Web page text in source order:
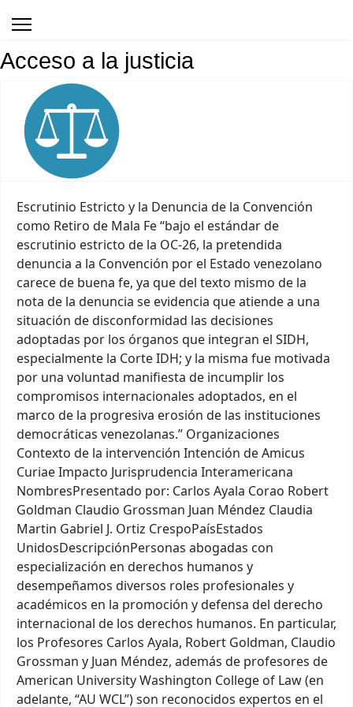
Acceso a la justicia
Escrutinio Estricto y la Denuncia de la Convención
como Retiro de Mala Fe “bajo el estándar de
escrutinio estricto de la OC-26, la pretendida
denuncia a la Convención por el Estado venezolano
carece de buena fe, ya que del texto mismo de la
nota de la denuncia se evidencia que atiende a una
situación de disconformidad las decisiones
adoptadas por los órganos que integran el SIDH,
especialmente la Corte IDH; y la misma fue motivada
por una voluntad manifiesta de incumplir los
compromisos internacionales adoptados, en el
marco de la progresiva erosión de las instituciones
democráticas venezolanas.” Organizaciones
Contexto de la intervención Intención de Amicus
Curiae Impacto Jurisprudencia Interamericana
NombresPresentado por: Carlos Ayala Corao Robert
Goldman Claudio Grossman Juan Méndez Claudia
Martin Gabriel J. Ortiz CrespoPaísEstados
UnidosDescripciónPersonas abogadas con
especialización en derechos humanos y
desempeñamos diversos roles profesionales y
académicos en la promoción y defensa del derecho
internacional de los derechos humanos. En particular,
los Profesores Carlos Ayala, Robert Goldman, Claudio
Grossman y Juan Méndez, además de profesores de
American University Washington College of Law (en
adelante, “AU WCL”) son reconocidos expertos en el